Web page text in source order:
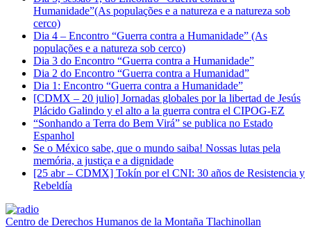
Humanidade”(As populações e a natureza e a natureza sob
cerco)
Dia 4 – Encontro “Guerra contra a Humanidade” (As
populações e a natureza sob cerco)
Dia 3 do Encontro “Guerra contra a Humanidade”
Dia 2 do Encontro “Guerra contra a Humanidad”
Dia 1: Encontro “Guerra contra a Humanidade”
[CDMX – 20 julio] Jornadas globales por la libertad de Jesús
Plácido Galindo y el alto a la guerra contra el CIPOG-EZ
“Sonhando a Terra do Bem Virá” se publica no Estado
Espanhol
Se o México sabe, que o mundo saiba! Nossas lutas pela
memória, a justiça e a dignidade
[25 abr – CDMX] Tokín por el CNI: 30 años de Resistencia y
Rebeldía
Centro de Derechos Humanos de la Montaña Tlachinollan